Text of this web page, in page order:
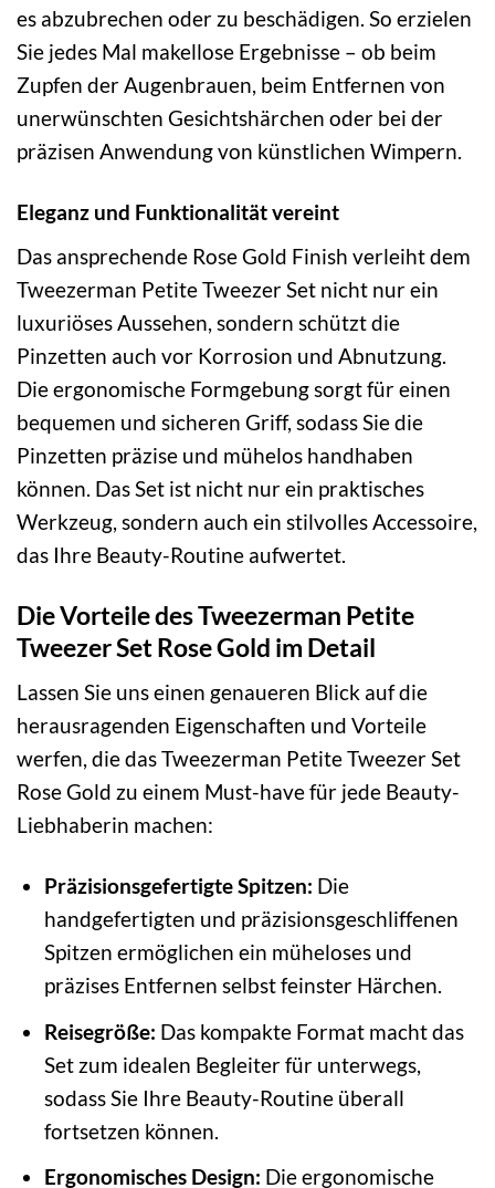
es abzubrechen oder zu beschädigen. So erzielen
Sie jedes Mal makellose Ergebnisse – ob beim
Zupfen der Augenbrauen, beim Entfernen von
unerwünschten Gesichtshärchen oder bei der
präzisen Anwendung von künstlichen Wimpern.
Eleganz und Funktionalität vereint
Das ansprechende Rose Gold Finish verleiht dem
Tweezerman Petite Tweezer Set nicht nur ein
luxuriöses Aussehen, sondern schützt die
Pinzetten auch vor Korrosion und Abnutzung.
Die ergonomische Formgebung sorgt für einen
bequemen und sicheren Griff, sodass Sie die
Pinzetten präzise und mühelos handhaben
können. Das Set ist nicht nur ein praktisches
Werkzeug, sondern auch ein stilvolles Accessoire,
das Ihre Beauty-Routine aufwertet.
Die Vorteile des Tweezerman Petite
Tweezer Set Rose Gold im Detail
Lassen Sie uns einen genaueren Blick auf die
herausragenden Eigenschaften und Vorteile
werfen, die das Tweezerman Petite Tweezer Set
Rose Gold zu einem Must-have für jede Beauty-
Liebhaberin machen:
Präzisionsgefertigte Spitzen: Die
handgefertigten und präzisionsgeschliffenen
Spitzen ermöglichen ein müheloses und
präzises Entfernen selbst feinster Härchen.
Reisegröße: Das kompakte Format macht das
Set zum idealen Begleiter für unterwegs,
sodass Sie Ihre Beauty-Routine überall
fortsetzen können.
Ergonomisches Design: Die ergonomische